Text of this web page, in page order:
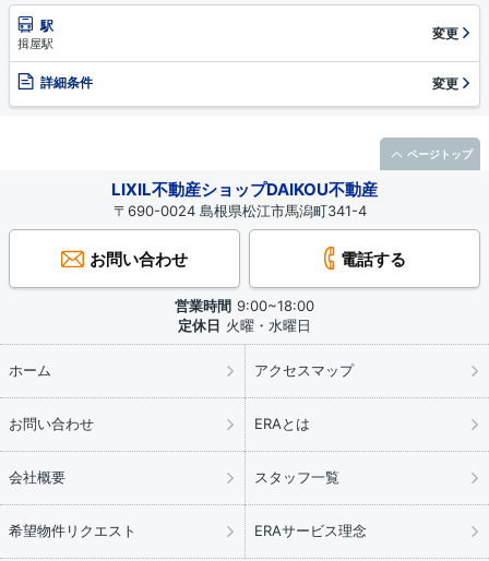
駅
揖屋駅
変更
詳細条件 変更
LIXIL不動産ショップDAIKOU不動産
〒690-0024 島根県松江市馬潟町341-4
お問い合わせ 電話する
営業時間 9:00~18:00
定休日 火曜・水曜日
ホーム アクセスマップ
お問い合わせ ERAとは
会社概要 スタッフ一覧
希望物件リクエスト ERAサービス理念
ページトップ